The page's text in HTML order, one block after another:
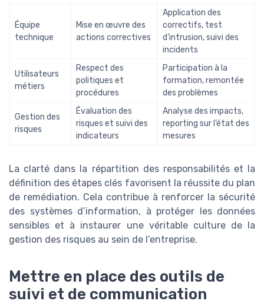
Équipe
technique
Mise en œuvre des
actions correctives
Application des
correctifs, test
d’intrusion, suivi des
incidents
Utilisateurs
métiers
Respect des
politiques et
procédures
Participation à la
formation, remontée
des problèmes
Gestion des
risques
Évaluation des
risques et suivi des
indicateurs
Analyse des impacts,
reporting sur l’état des
mesures
La clarté dans la répartition des responsabilités et la
définition des étapes clés favorisent la réussite du plan
de remédiation. Cela contribue à renforcer la sécurité
des systèmes d’information, à protéger les données
sensibles et à instaurer une véritable culture de la
gestion des risques au sein de l’entreprise.
Mettre en place des outils de
suivi et de communication